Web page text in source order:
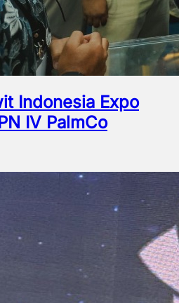
Indonesia Expo
IV PalmCo